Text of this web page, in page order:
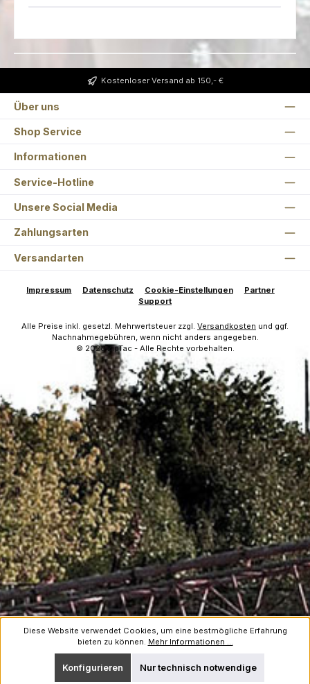
Kostenloser Versand ab 150,- €
Über uns
Shop Service
Informationen
Service-Hotline
Unsere Social Media
Zahlungsarten
Versandarten
Impressum Datenschutz Cookie-Einstellungen
Partner
Support
Alle Preise inkl. gesetzl. Mehrwertsteuer zzgl. Versandkosten und ggf.
Nachnahmegebühren, wenn nicht anders angegeben.
© 2026 ZipTac - Alle Rechte vorbehalten.
Diese Website verwendet Cookies, um eine bestmögliche Erfahrung
bieten zu können. Mehr Informationen ...
Nur technisch notwendige
Konfigurieren